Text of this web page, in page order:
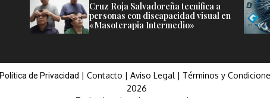
Cruz Roja Salvadoreña tecnifica a
personas con discapacidad visual en
«Masoterapia Intermedio»
Política de Privacidad | Contacto | Aviso Legal | Términos y
2026